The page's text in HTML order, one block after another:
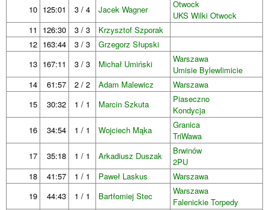
10 125:01 3 / 4 Jacek Wagner
Otwock
UKS Wilki Otwock
11
126:30 3 / 3
Krzysztof Szporak
12 163:44 3 / 3
Grzegorz Słupski
13 167:11 3 / 3 Michał Umiński
Warszawa
Umisie Bylewlimicie
14
61:57 2 / 2 Adam Malewicz
Warszawa
15
30:32 1 / 1 Marcin Szkuta
Piaseczno
Kondycja
16
34:54 1 / 1 Wojciech Mąka
Granica
TriWawa
17
35:18 1 / 1 Arkadiusz Duszak
Brwinów
2PU
18
41:57 1 / 1 Paweł Laskus
Warszawa
19
44:43 1 / 1 Bartłomiej Stec
Warszawa
Falenickie Torpedy